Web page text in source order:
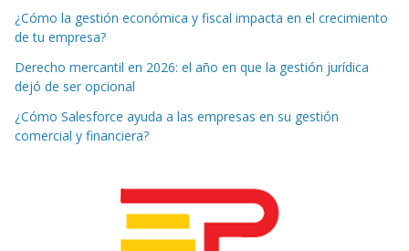
¿Cómo la gestión económica y fiscal impacta en el crecimiento
de tu empresa?
Derecho mercantil en 2026: el año en que la gestión jurídica
dejó de ser opcional
¿Cómo Salesforce ayuda a las empresas en su gestión
comercial y financiera?